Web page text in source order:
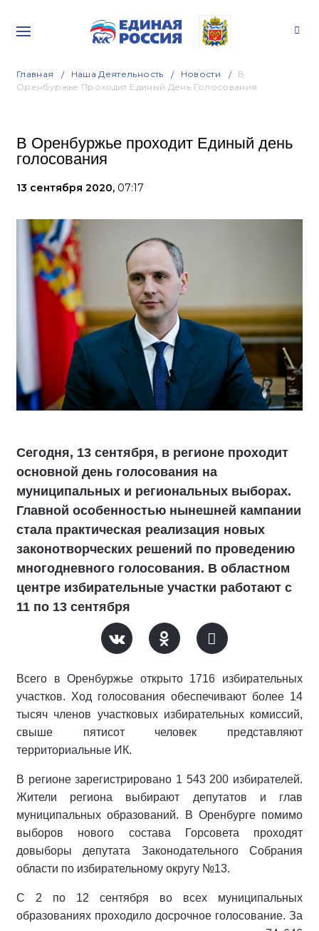
Главная Наша Деятельность Новости
В
Оренбуржье Проходит Единый День Голосования
В Оренбуржье проходит Единый день
голосования
13 сентября 2020, 07:17
Сегодня, 13 сентября, в регионе проходит
основной день голосования на
муниципальных и региональных выборах.
Главной особенностью нынешней кампании
стала практическая реализация новых
законотворческих решений по проведению
многодневного голосования. В областном
центре избирательные участки работают с
11 по 13 сентября
Всего в Оренбуржье открыто 1716 избирательных
участков. Ход голосования обеспечивают более 14
тысяч членов участковых избирательных комиссий,
свыше пятисот человек представляют
территориальные ИК.
В регионе зарегистрировано 1 543 200 избирателей.
Жители региона выбирают депутатов и глав
муниципальных образований. В Оренбурге помимо
выборов нового состава Горсовета проходят
довыборы депутата Законодательного Собрания
области по избирательному округу №13.
С 2 по 12 сентября во всех муниципальных
образованиях проходило досрочное голосование. За